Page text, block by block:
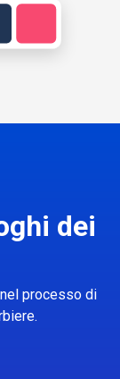
dei
processo di